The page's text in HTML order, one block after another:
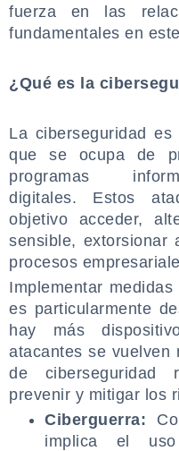
fuerza en las
fundamentales en
¿Qué es la
La ciberseguridad
que se ocupa de
programas
digitales. Estos
objetivo acceder,
sensible, extorsionar
procesos
Implementar
es particularmente
hay más
atacantes se vuelven
de ciberseguridad
prevenir y mitigar los
Ciberguerra:
implica el